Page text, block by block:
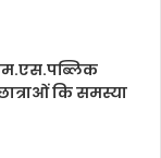
कि समस्या